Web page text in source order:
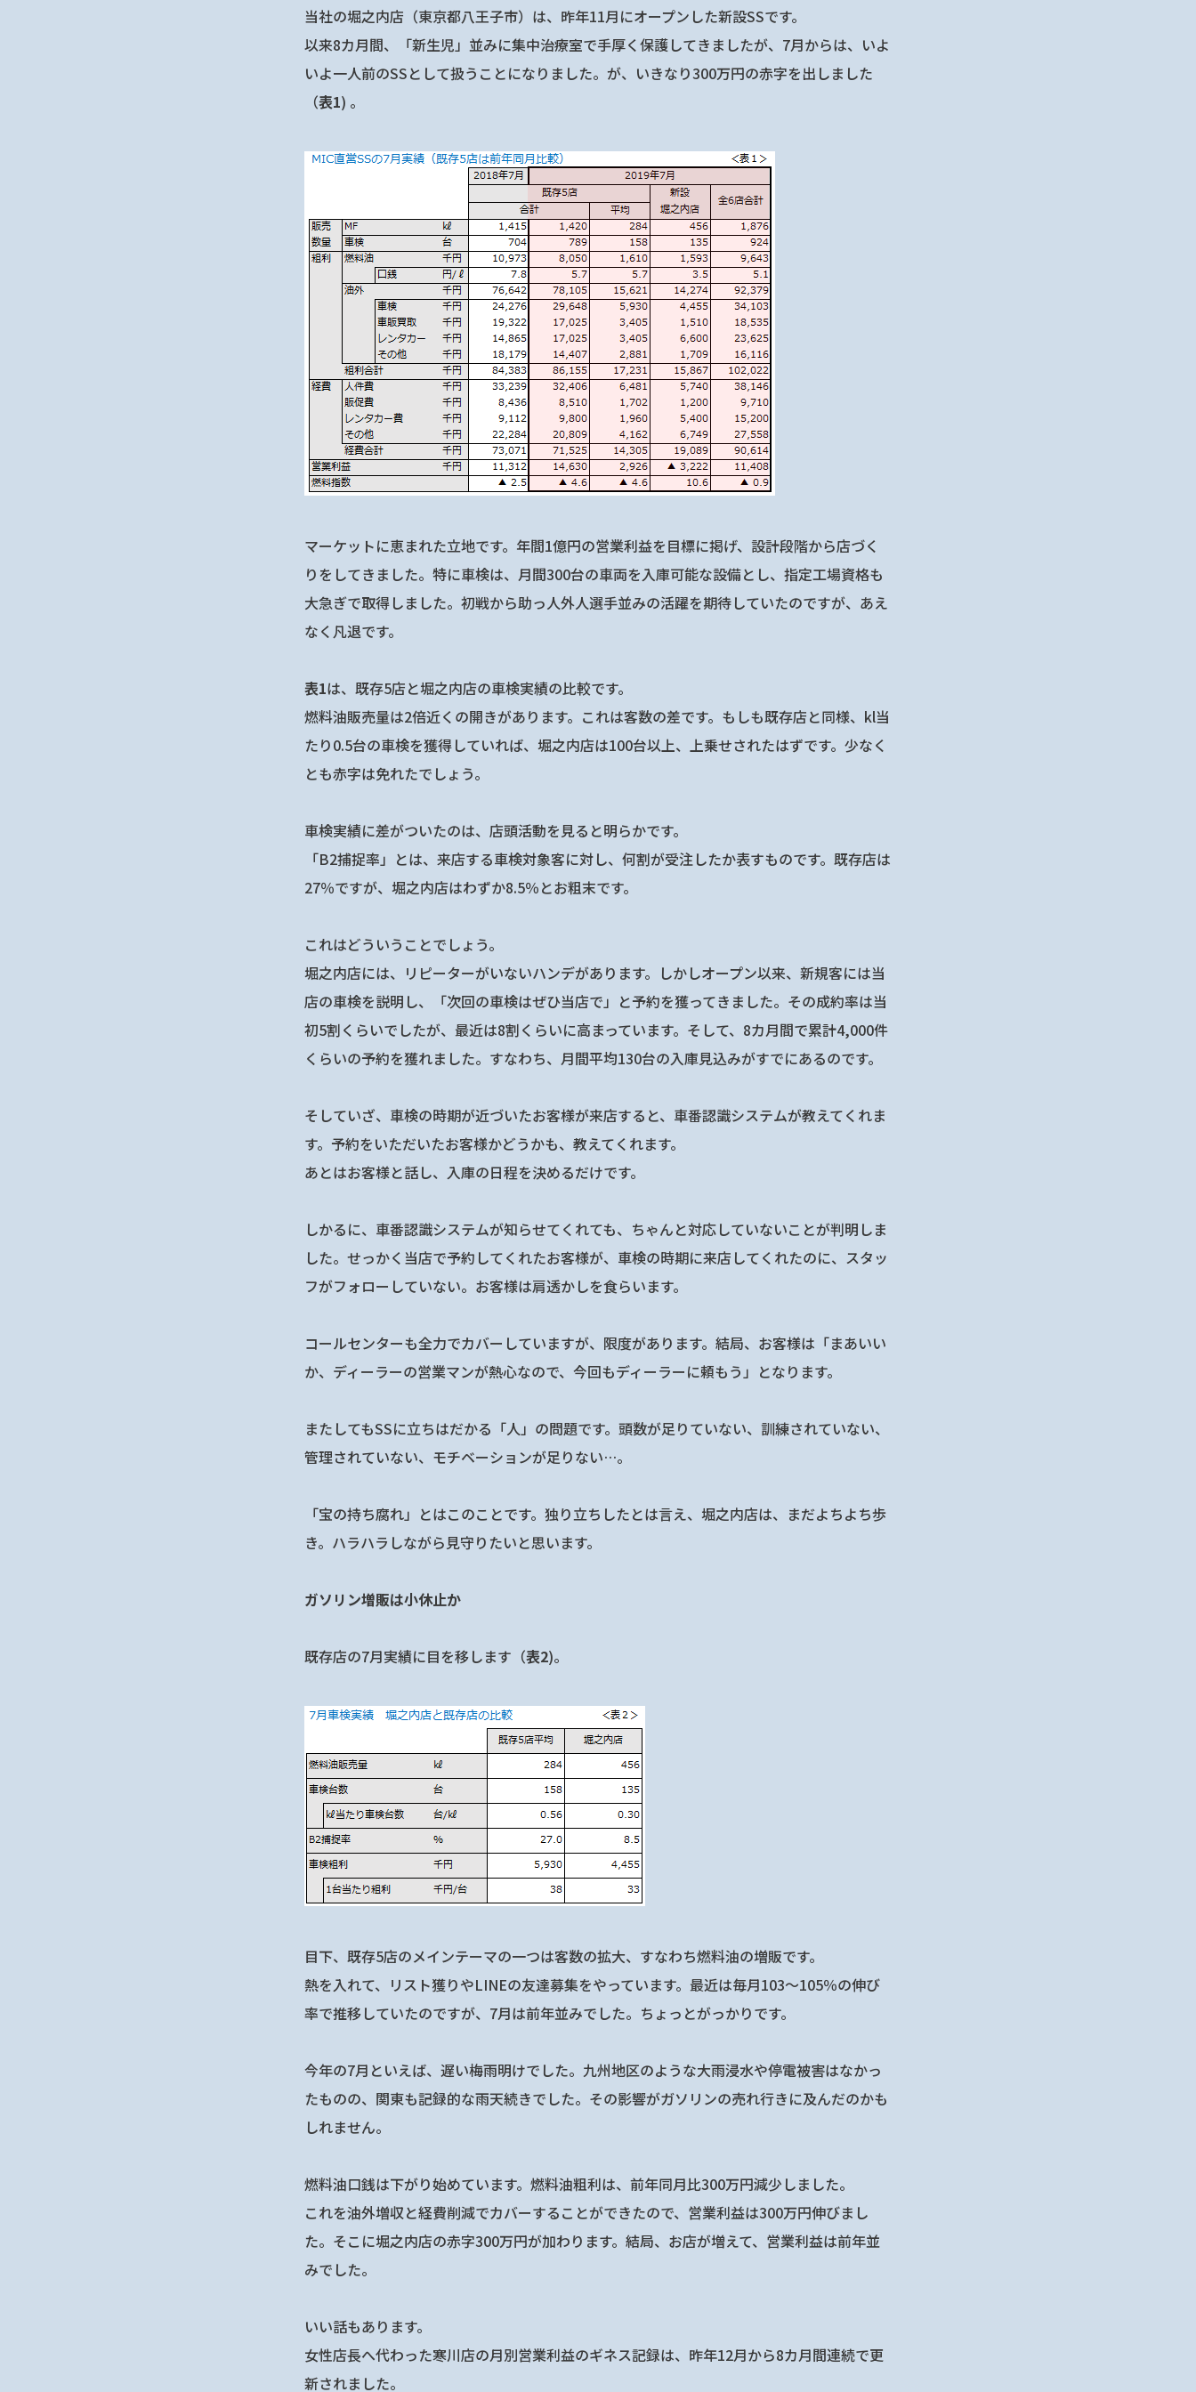
当社の堀之内店（東京都八王子市）は、昨年11月にオープンした新設SSです。
以来8カ月間、「新生児」並みに集中治療室で手厚く保護してきましたが、7月からは、いよ
いよ一人前のSSとして扱うことになりました。が、いきなり300万円の赤字を出しました
（表1) 。
マーケットに恵まれた立地です。年間1億円の営業利益を目標に掲げ、設計段階から店づく
りをしてきました。特に車検は、月間300台の車両を入庫可能な設備とし、指定工場資格も
大急ぎで取得しました。初戦から助っ人外人選手並みの活躍を期待していたのですが、あえ
なく凡退です。
表1は、既存5店と堀之内店の車検実績の比較です。
燃料油販売量は2倍近くの開きがあります。これは客数の差です。もしも既存店と同様、kl当
たり0.5台の車検を獲得していれば、堀之内店は100台以上、上乗せされたはずです。少なく
とも赤字は免れたでしょう。
車検実績に差がついたのは、店頭活動を見ると明らかです。
「B2捕捉率」とは、来店する車検対象客に対し、何割が受注したか表すものです。既存店は
27％ですが、堀之内店はわずか8.5％とお粗末です。
これはどういうことでしょう。
堀之内店には、リピーターがいないハンデがあります。しかしオープン以来、新規客には当
店の車検を説明し、「次回の車検はぜひ当店で」と予約を獲ってきました。その成約率は当
初5割くらいでしたが、最近は8割くらいに高まっています。そして、8カ月間で累計4,000件
くらいの予約を獲れました。すなわち、月間平均130台の入庫見込みがすでにあるのです。
そしていざ、車検の時期が近づいたお客様が来店すると、車番認識システムが教えてくれま
す。予約をいただいたお客様かどうかも、教えてくれます。
あとはお客様と話し、入庫の日程を決めるだけです。
しかるに、車番認識システムが知らせてくれても、ちゃんと対応していないことが判明しま
した。せっかく当店で予約してくれたお客様が、車検の時期に来店してくれたのに、スタッ
フがフォローしていない。お客様は肩透かしを食らいます。
コールセンターも全力でカバーしていますが、限度があります。結局、お客様は「まあいい
か、ディーラーの営業マンが熱心なので、今回もディーラーに頼もう」となります。
またしてもSSに立ちはだかる「人」の問題です。頭数が足りていない、訓練されていない、
管理されていない、モチベーションが足りない…。
「宝の持ち腐れ」とはこのことです。独り立ちしたとは言え、堀之内店は、まだよちよち歩
き。ハラハラしながら見守りたいと思います。
ガソリン増販は小休止か
既存店の7月実績に目を移します（表2)。
目下、既存5店のメインテーマの一つは客数の拡大、すなわち燃料油の増販です。
熱を入れて、リスト獲りやLINEの友達募集をやっています。最近は毎月103～105％の伸び
率で推移していたのですが、7月は前年並みでした。ちょっとがっかりです。
今年の7月といえば、遅い梅雨明けでした。九州地区のような大雨浸水や停電被害はなかっ
たものの、関東も記録的な雨天続きでした。その影響がガソリンの売れ行きに及んだのかも
しれません。
燃料油口銭は下がり始めています。燃料油粗利は、前年同月比300万円減少しました。
これを油外増収と経費削減でカバーすることができたので、営業利益は300万円伸びまし
た。そこに堀之内店の赤字300万円が加わります。結局、お店が増えて、営業利益は前年並
みでした。
いい話もあります。
女性店長へ代わった寒川店の月別営業利益のギネス記録は、昨年12月から8カ月間連続で更
新されました。